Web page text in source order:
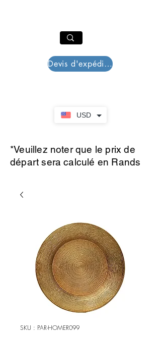
USD
Devis d'expédition
*Veuillez noter que le prix de
départ sera calculé en Rands
SKU : PAR-HOMER099